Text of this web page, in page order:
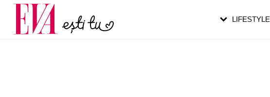
LIFESTYLE
Carieră
Actualitate
pe măsură ce înaintezi în vârstă